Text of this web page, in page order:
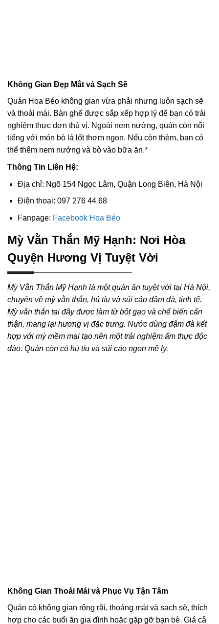
Không Gian Đẹp Mắt và Sạch Sẽ
Quán Hoa Béo không gian vừa phải nhưng luôn sạch sẽ
và thoải mái. Bàn ghế được sắp xếp hợp lý để bạn có trải
nghiệm thực đơn thú vị. Ngoài nem nướng, quán còn nổi
tiếng với món bò lá lốt thơm ngon. Nếu còn thèm, bạn có
thể thêm nem nướng và bò vào bữa ăn.*
Thông Tin Liên Hệ:
Địa chỉ: Ngõ 154 Ngọc Lâm, Quận Long Biên, Hà Nội
Điện thoại: 097 276 44 68
Fanpage: Facebook Hoa Béo
Mỳ Vằn Thắn Mỹ Hạnh: Nơi Hòa
Quyện Hương Vị Tuyệt Vời
Mỳ Vằn Thắn Mỹ Hạnh là một quán ăn tuyệt vời tại Hà Nội,
chuyên về mỳ vằn thắn, hủ tíu và sủi cảo đậm đà, tinh tế.
Mỳ vằn thắn tại đây được làm từ bột gạo và chế biến cẩn
thận, mang lại hương vị đặc trưng. Nước dùng đậm đà kết
hợp với mỳ mềm mại tạo nên một trải nghiệm ẩm thực độc
đáo. Quán còn có hủ tíu và sủi cảo ngon mê ly.
Không Gian Thoải Mái và Phục Vụ Tận Tâm
Quán có không gian rộng rãi, thoáng mát và sạch sẽ, thích
hợp cho các buổi ăn gia đình hoặc gặp gỡ bạn bè. Giá cả